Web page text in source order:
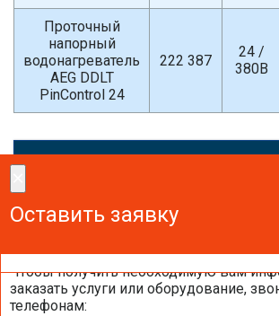
Проточный
напорный
водонагреватель
AEG DDLT
PinControl 24
222 387
24 /
380В
Оставить
Оставить заявку
Чтобы получить необходимую вам
заказать услуги или оборудование,
телефонам:
Оставить заявку